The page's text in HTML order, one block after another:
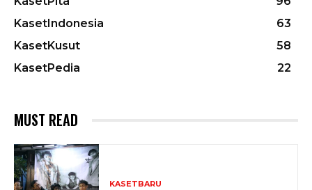
KasetIndonesia
63
KasetKusut
58
KasetPedia
22
MUST READ
KASETBARU